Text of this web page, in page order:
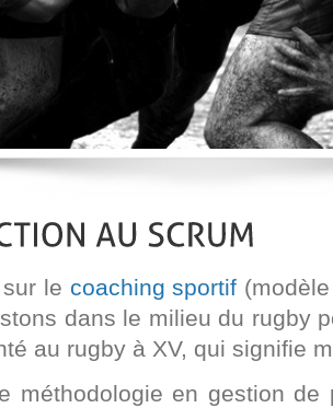
le coaching sportif
dans le milieu du rugby
au rugby à XV, qui signifie
méthodologie en gestion de